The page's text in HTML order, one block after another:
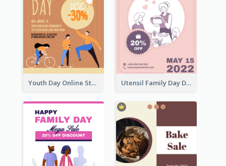
Youth Day Online Store Discount Flyer Utensil Family Day Discount Flyer